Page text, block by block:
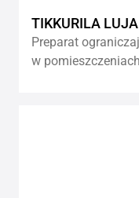
TIKKURILA
Preparat
w